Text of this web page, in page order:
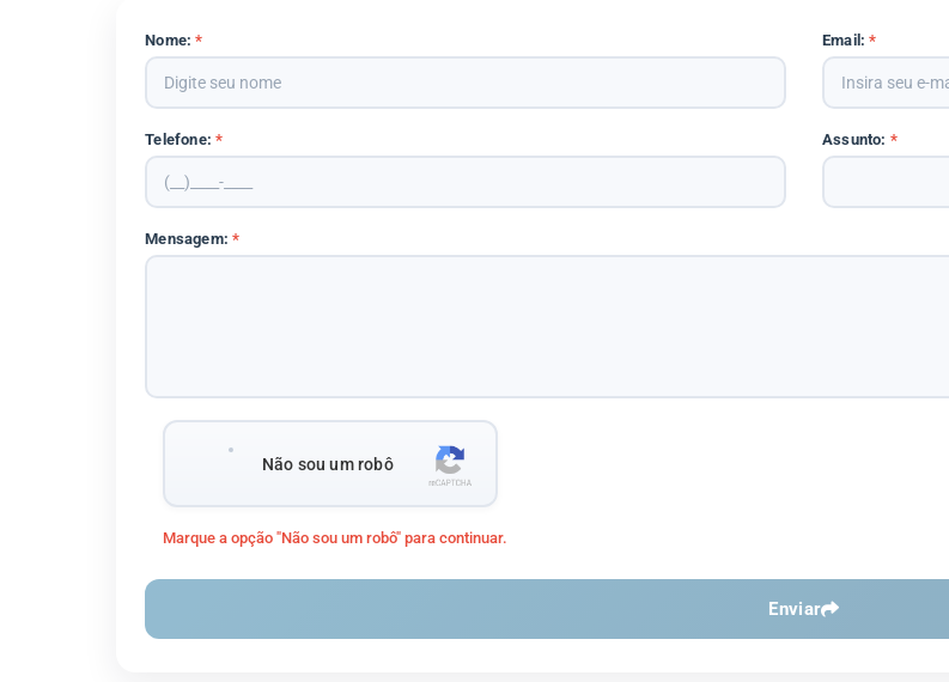
Nome:* Email:*
Telefone:* Assunto: *
Mensagem:*
Não sou um robô
Marque a opção "Não sou um robô" para continuar.
Enviar